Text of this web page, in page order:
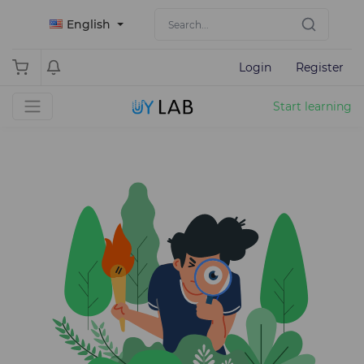
English
Login Register
Start learning